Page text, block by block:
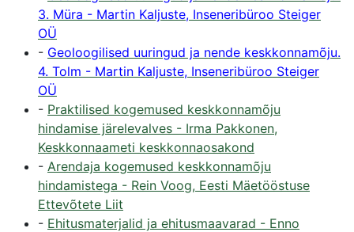
3. Müra - Martin Kaljuste, Inseneribüroo Steiger
OÜ
- Geoloogilised uuringud ja nende keskkonnamõju.
4. Tolm - Martin Kaljuste, Inseneribüroo Steiger
OÜ
- Praktilised kogemused keskkonnamõju
hindamise järelevalves - Irma Pakkonen,
Keskkonnaameti keskkonnaosakond
- Arendaja kogemused keskkonnamõju
hindamistega - Rein Voog, Eesti Mäetööstuse
Ettevõtete Liit
- Ehitusmaterjalid ja ehitusmaavarad - Enno